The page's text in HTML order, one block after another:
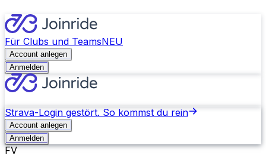
Für Clubs und TeamsNEU
Account anlegen
Anmelden
Strava-Login gestört. So kommst du rein
Account anlegen
Anmelden
FV